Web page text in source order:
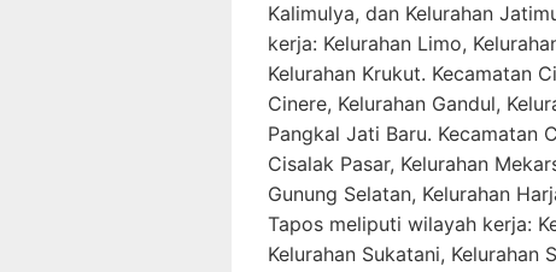
Kalimulya, dan Kelurahan
kerja: Kelurahan Limo,
Kelurahan Krukut. Kecamatan
Cinere, Kelurahan Gandul,
Pangkal Jati Baru. Kecamatan
Cisalak Pasar, Kelurahan
Gunung Selatan, Kelurahan
Tapos meliputi wilayah kerja:
Kelurahan Sukatani, Kelurahan